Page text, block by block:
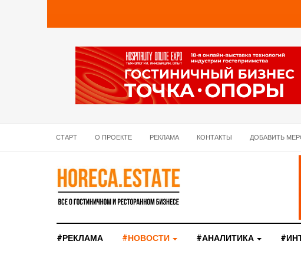
СТАРТ О ПРОЕКТЕ РЕКЛАМА КОНТАКТЫ ДОБАВИТЬ
#РЕКЛАМА #НОВОСТИ #АНАЛИТИКА